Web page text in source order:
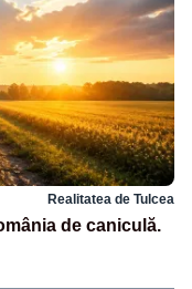
Realitatea de Tulcea
de caniculă.